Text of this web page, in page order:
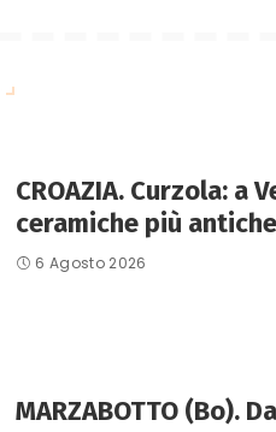
CROAZIA. Curzola: a
ceramiche più
6 Agosto 2026
MARZABOTTO (Bo).